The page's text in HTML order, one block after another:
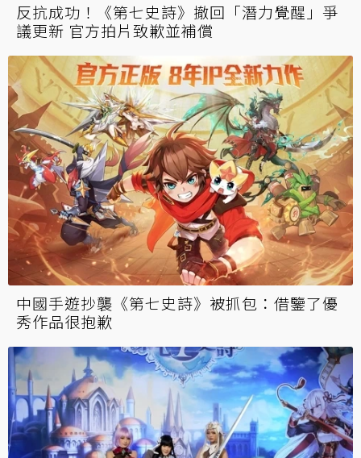
反抗成功！《第七史詩》撤回「潛力覺醒」爭
議更新 官方拍片致歉並補償
中國手遊抄襲《第七史詩》被抓包：借鑒了優
秀作品很抱歉